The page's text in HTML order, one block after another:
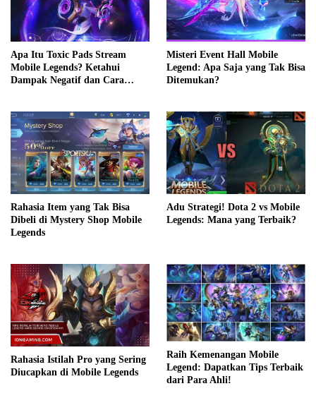
Apa Itu Toxic Pads Stream
Mobile Legends? Ketahui
Dampak Negatif dan Cara
Misteri Event Hall Mobile
Legend: Apa Saja yang Tak Bisa
Ditemukan?
Rahasia Item yang Tak Bisa
Dibeli di Mystery Shop Mobile
Legends
Adu Strategi! Dota 2 vs Mobile
Legends: Mana yang Terbaik?
Rahasia Istilah Pro yang Sering
Diucapkan di Mobile Legends
Raih Kemenangan Mobile
Legend: Dapatkan Tips Terbaik
dari Para Ahli!